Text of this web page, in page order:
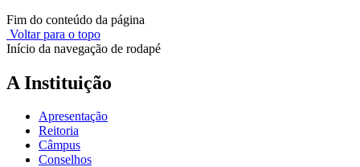
Fim do conteúdo da página
Voltar para o topo
Início da navegação de rodapé
A Instituição
Apresentação
Reitoria
Câmpus
Conselhos